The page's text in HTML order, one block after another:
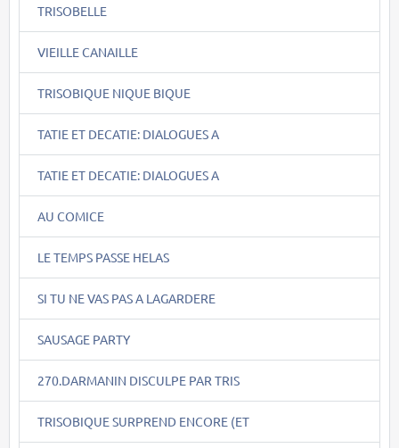
TRISOBELLE
VIEILLE CANAILLE
TRISOBIQUE NIQUE BIQUE
TATIE ET DECATIE: DIALOGUES A
TATIE ET DECATIE: DIALOGUES A
AU COMICE
LE TEMPS PASSE HELAS
SI TU NE VAS PAS A LAGARDERE
SAUSAGE PARTY
270.DARMANIN DISCULPE PAR TRIS
TRISOBIQUE SURPREND ENCORE (ET